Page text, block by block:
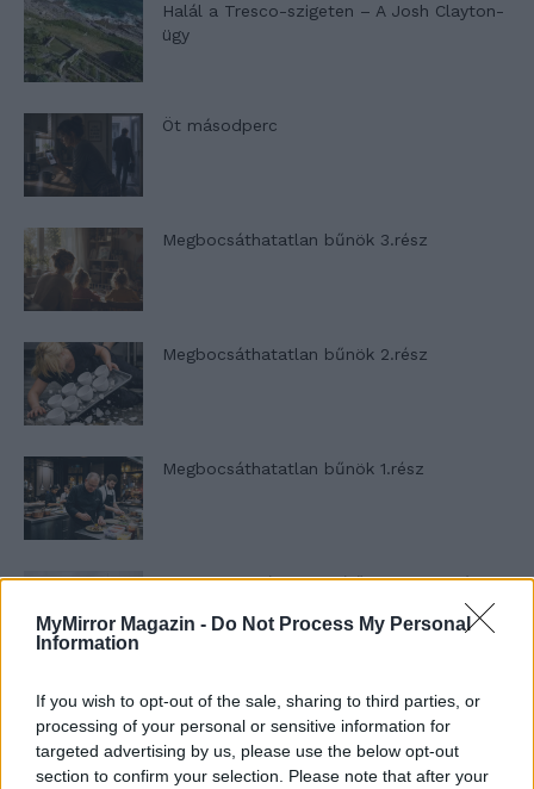
MyMirror Magazin - Do Not Process My Personal
Information
If you wish to opt-out of the sale, sharing to third parties, or
processing of your personal or sensitive information for
targeted advertising by us, please use the below opt-out
section to confirm your selection. Please note that after your
Halál a Tresco-szigeten – A Josh Clayton-
ügy
Öt másodperc
Megbocsáthatatlan bűnök 3.rész
Megbocsáthatatlan bűnök 2.rész
Megbocsáthatatlan bűnök 1.rész
Szent Genovéva, a túlélő Franciaország
Minka 12. rész